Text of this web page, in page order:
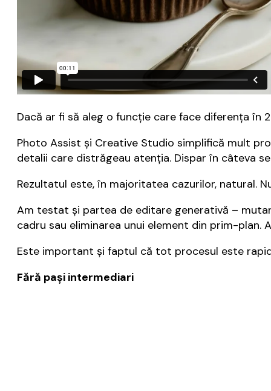
Dacă ar fi să aleg o funcție care face diferența în
Photo Assist și Creative Studio simplifică mult
detalii care distrăgeau atenția. Dispar în câteva
Rezultatul este, în majoritatea cazurilor, natural.
Am testat și partea de editare generativă –
cadru sau eliminarea unui element din prim-
Este important și faptul că tot procesul este
Fără pași intermediari